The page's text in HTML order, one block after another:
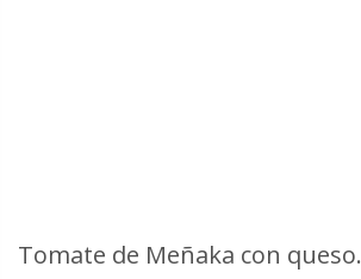
Tomate de Meñaka con queso.